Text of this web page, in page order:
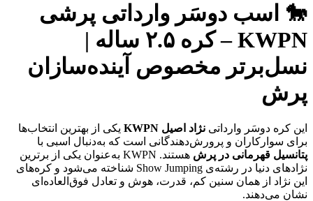
🐎 اسب دوسَر وارداتی پرشی
KWPN – کره ۲.۵ ساله |
نسل‌برتر مخصوص آینده‌سازان
پرش
این کره دوسَر وارداتی نژاد اصیل KWPN
یکی از بهترین انتخاب‌ها
برای سوارکاران و پرورش‌دهندگانی است که به‌دنبال اسبی با
پتانسیل قهرمانی در پرش
هستند. KWPN به‌عنوان یکی از برترین
نژادهای دنیا در رشته‌ی Show Jumping شناخته می‌شود و کره‌های
این نژاد از همان سنین کم، قدرت، هوش و تعادل فوق‌العاده‌ای
نشان می‌دهند.